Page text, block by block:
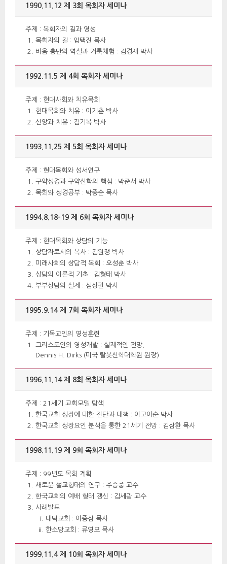
1990.11.12 제 3회 목회자 세미나
주제 : 목회자의 길과 영성
목회자의 길 : 임택진 목사
비움 충만의 역설과 거룩체험 : 김경재 박사
1992.11.5 제 4회 목회자 세미나
주제 : 현대사회와 치유목회
현대목회와 치유 : 이기춘 박사
신앙과 치유 : 김기복 박사
1993.11.25 제 5회 목회자 세미나
주제 : 현대목회와 성서연구
구약성경과 구약신학의 핵심 : 박준서 박사
목회와 성경공부 : 박종순 목사
1994.8.18-19 제 6회 목회자 세미나
주제 : 현대목회와 상담의 기능
상담자로서의 목사 : 김원쟁 박사
미래사회의 상담적 목회 : 오성춘 박사
상담의 이론적 기초 : 김형태 박사
부부상담의 실제 : 심상권 박사
1995.9.14 제 7회 목회자 세미나
주제 : 기독교인의 영성훈련
그리스도인의 영성개발 : 실제적인 전망,
Dennis H. Dirks (미국 탈봇신학대학원 원장)
1996.11.14 제 8회 목회자 세미나
주제 : 21세기 교회모델 탐색
한국교회 성장에 대한 진단과 대책 : 이고아순 박사
한국교회 성장요인 분석을 통한 21세기 전망 : 김삼환 목사
1998.11.19 제 9회 목회자 세미나
주제 : 99년도 목회 계획
새로운 설교형태의 연구 : 주승중 교수
한국교회의 예배 형태 갱신 : 김세광 교수
사례발표
대덕교회 : 이중삼 목사
한소망교회 : 류영모 목사
1999.11.4 제 10회 목회자 세미나